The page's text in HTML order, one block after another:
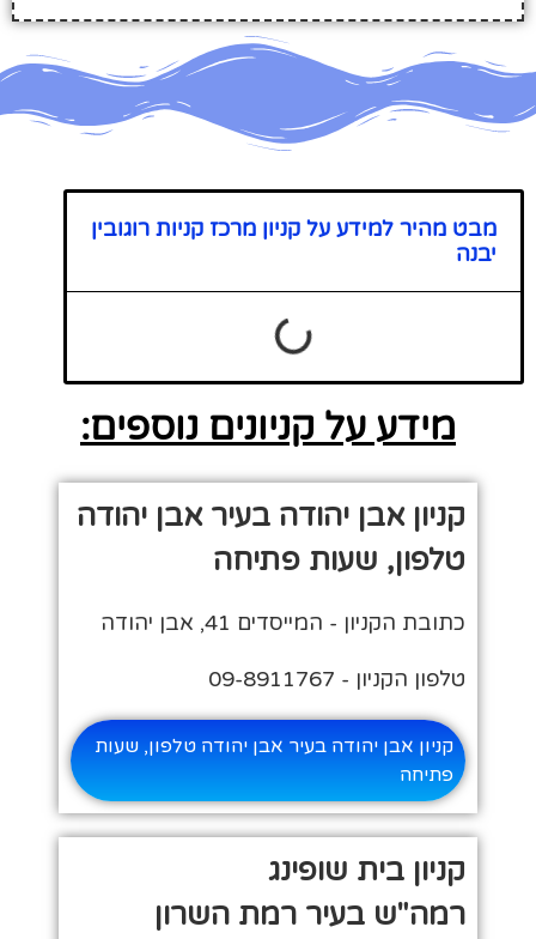
מבט מהיר למידע על קניון מרכז קניות רוגובין
יבנה
מידע על קניונים נוספים:
קניון אבן יהודה בעיר אבן יהודה
טלפון, שעות פתיחה
כתובת הקניון - המייסדים 41, אבן יהודה
טלפון הקניון - 09-8911767
קניון אבן יהודה בעיר אבן יהודה טלפון, שעות
פתיחה
קניון בית שופינג
רמה"ש בעיר רמת השרון